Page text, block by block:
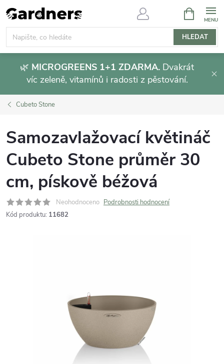
Přejít
na
obsah
HLEDAT
NÁKUPNÍ
KOŠÍK
🌿 MICROGREENS 1+1 ZDARMA. Dvakrát
víc zeleně, vitamínů i radosti z pěstování.
Cubeto Stone
Samozavlažovací květináč
Cubeto Stone průměr 30
cm, pískově béžová
Neohodnoceno Podrobnosti hodnocení
Kód produktu: 11682